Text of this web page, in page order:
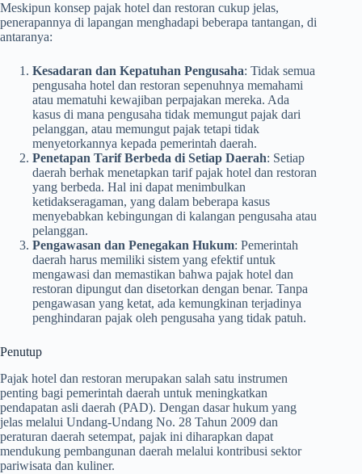
Meskipun konsep pajak hotel dan restoran cukup jelas,
penerapannya di lapangan menghadapi beberapa tantangan, di
antaranya:
Kesadaran dan Kepatuhan Pengusaha: Tidak semua
pengusaha hotel dan restoran sepenuhnya memahami
atau mematuhi kewajiban perpajakan mereka. Ada
kasus di mana pengusaha tidak memungut pajak dari
pelanggan, atau memungut pajak tetapi tidak
menyetorkannya kepada pemerintah daerah.
Penetapan Tarif Berbeda di Setiap Daerah: Setiap
daerah berhak menetapkan tarif pajak hotel dan restoran
yang berbeda. Hal ini dapat menimbulkan
ketidakseragaman, yang dalam beberapa kasus
menyebabkan kebingungan di kalangan pengusaha atau
pelanggan.
Pengawasan dan Penegakan Hukum: Pemerintah
daerah harus memiliki sistem yang efektif untuk
mengawasi dan memastikan bahwa pajak hotel dan
restoran dipungut dan disetorkan dengan benar. Tanpa
pengawasan yang ketat, ada kemungkinan terjadinya
penghindaran pajak oleh pengusaha yang tidak patuh.
Penutup
Pajak hotel dan restoran merupakan salah satu instrumen
penting bagi pemerintah daerah untuk meningkatkan
pendapatan asli daerah (PAD). Dengan dasar hukum yang
jelas melalui Undang-Undang No. 28 Tahun 2009 dan
peraturan daerah setempat, pajak ini diharapkan dapat
mendukung pembangunan daerah melalui kontribusi sektor
pariwisata dan kuliner.